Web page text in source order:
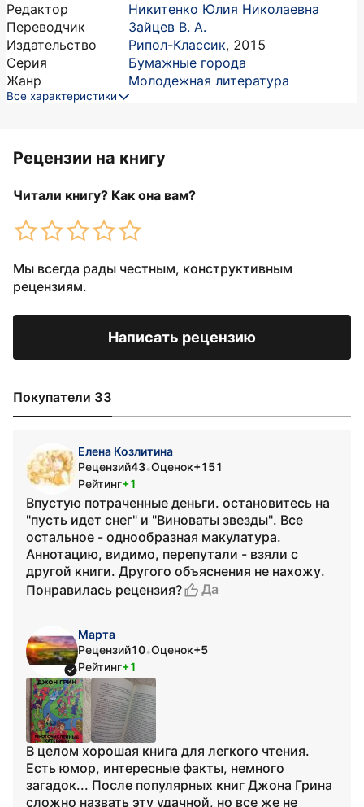
Редактор
Никитенко Юлия Николаевна
Переводчик
Зайцев В. А.
Издательство
Рипол-Классик, 2015
Серия
Бумажные города
Жанр
Молодежная литература
Все характеристики
Рецензии на книгу
Читали книгу? Как она вам?
Мы всегда рады честным, конструктивным
рецензиям.
Написать рецензию
Покупатели 33
Елена Козлитина
Рецензий43•Оценок+151
Рейтинг+1
Впустую потраченные деньги. остановитесь на
"пусть идет снег" и "Виноваты звезды". Все
остальное - однообразная макулатура.
Аннотацию, видимо, перепутали - взяли с
другой книги. Другого объяснения не нахожу.
Понравилась рецензия?
Да
Марта
Рецензий10•Оценок+5
Рейтинг+1
В целом хорошая книга для легкого чтения.
Есть юмор, интересные факты, немного
загадок... После популярных книг Джона Грина
сложно назвать эту удачной, но все же не